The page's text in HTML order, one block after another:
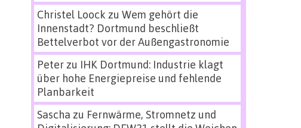
Christel Loock zu Wem gehört die
Innenstadt? Dortmund beschließt
Bettelverbot vor der Außengastronomie
Peterzu IHK Dortmund: Industrie klagt
über hohe Energiepreise und fehlende
Planbarkeit
Sascha zu Fernwärme, Stromnetz und